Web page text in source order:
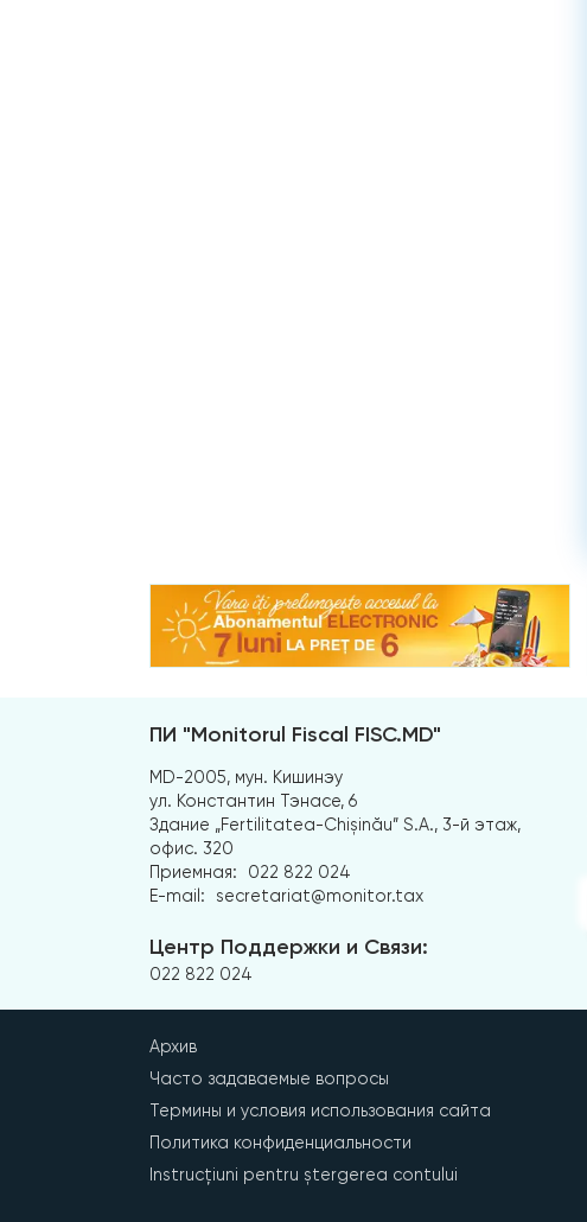
ПИ "Monitorul Fiscal FISC.MD"
MD-2005, мун. Кишинэу
ул. Константин Тэнасе, 6
Здание „Fertilitatea-Chișinău” S.A., 3-й этаж,
офис. 320
Приемная:
022 822 024
E-mail:
secretariat@monitor.tax
Центр Поддержки и Связи:
022 822 024
Архив
Часто задаваемые вопросы
Термины и условия использования сайта
Политика конфиденциальности
Instrucțiuni pentru ștergerea contului